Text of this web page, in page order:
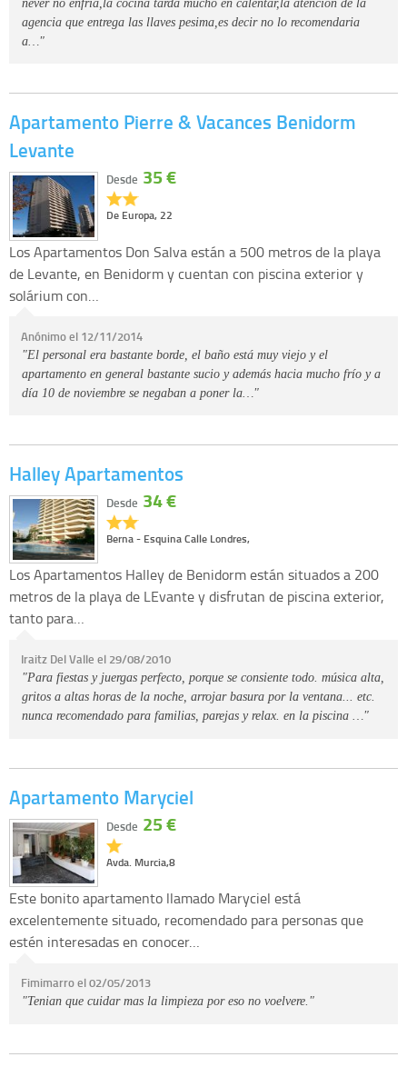
agencia que entrega las llaves pesima,es decir no lo recomendaria
a…"
Apartamento Pierre & Vacances Benidorm
Levante
De Europa, 22
Desde 35 €
Los Apartamentos Don Salva están a 500 metros de la playa
de Levante, en Benidorm y cuentan con piscina exterior y
solárium con…
Anónimo el 12/11/2014
"El personal era bastante borde, el baño está muy viejo y el
apartamento en general bastante sucio y además hacia mucho frío y a
día 10 de noviembre se negaban a poner la…"
Halley Apartamentos
Berna - Esquina Calle Londres,
Desde 34 €
Los Apartamentos Halley de Benidorm están situados a 200
metros de la playa de LEvante y disfrutan de piscina exterior,
tanto para…
Iraitz Del Valle el 29/08/2010
"Para fiestas y juergas perfecto, porque se consiente todo. música alta,
gritos a altas horas de la noche, arrojar basura por la ventana... etc.
nunca recomendado para familias, parejas y relax. en la piscina …"
Apartamento Maryciel
Avda. Murcia,8
Desde 25 €
Este bonito apartamento llamado Maryciel está
excelentemente situado, recomendado para personas que
estén interesadas en conocer…
Fimimarro el 02/05/2013
"Tenian que cuidar mas la limpieza por eso no voelvere."